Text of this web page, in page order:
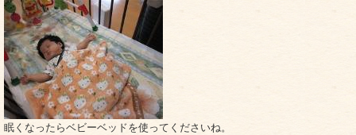
眠くなったらベビーベッドを使ってくださいね。